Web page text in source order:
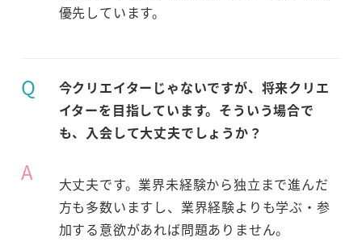
優先しています。
Q
今クリエイターじゃないですが、将来クリエ
イターを目指しています。そういう場合で
も、入会して大丈夫でしょうか？
A
大丈夫です。業界未経験から独立まで進んだ
方も多数いますし、業界経験よりも学ぶ・参
加する意欲があれば問題ありません。